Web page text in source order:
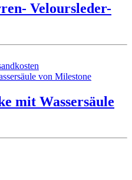
Veloursleder-
mit Wassersäule